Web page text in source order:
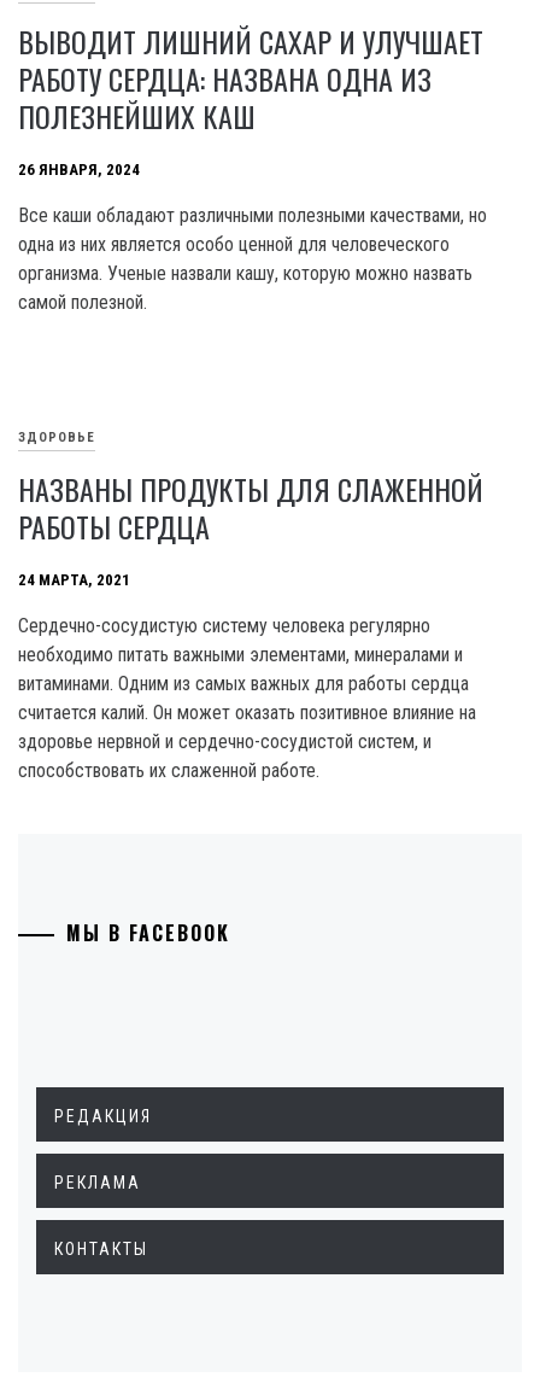
ВЫВОДИТ ЛИШНИЙ САХАР И УЛУЧШАЕТ
РАБОТУ СЕРДЦА: НАЗВАНА ОДНА ИЗ
ПОЛЕЗНЕЙШИХ КАШ
26 ЯНВАРЯ, 2024
Все каши обладают различными полезными качествами, но
одна из них является особо ценной для человеческого
организма. Ученые назвали кашу, которую можно назвать
самой полезной.
ЗДОРОВЬЕ
НАЗВАНЫ ПРОДУКТЫ ДЛЯ СЛАЖЕННОЙ
РАБОТЫ СЕРДЦА
24 МАРТА, 2021
Сердечно-сосудистую систему человека регулярно
необходимо питать важными элементами, минералами и
витаминами. Одним из самых важных для работы сердца
считается калий. Он может оказать позитивное влияние на
здоровье нервной и сердечно-сосудистой систем, и
способствовать их слаженной работе.
МЫ В FACEBOOK
РЕДАКЦИЯ
РЕКЛАМА
КОНТАКТЫ